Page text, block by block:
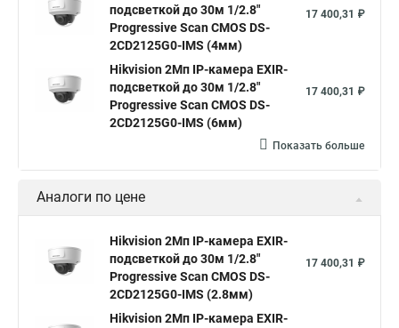
Hikvision порты
подсветкой до 30м 1/2.8"
Progressive Scan CMOS DS-
2CD2125G0-IMS (4мм)
17 400,31 ₽
Hikvision 2Мп IP-камера EXIR-
подсветкой до 30м 1/2.8"
Progressive Scan CMOS DS-
2CD2125G0-IMS (6мм)
17 400,31 ₽
Показать больше
Аналоги по цене
Hikvision 2Мп IP-камера EXIR-
подсветкой до 30м 1/2.8"
Progressive Scan CMOS DS-
2CD2125G0-IMS (2.8мм)
17 400,31 ₽
Hikvision 2Мп IP-камера EXIR-